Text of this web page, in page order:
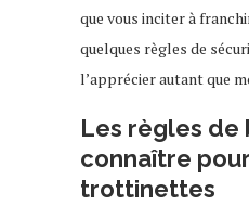
que vous inciter à
quelques règles de
l’apprécier autant que
Les règles de
connaître
trottinettes